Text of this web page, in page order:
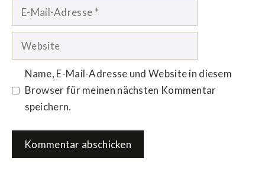
Mail-
Adresse
Website
Name, E-Mail-Adresse und Website in diesem
Browser für meinen nächsten Kommentar
speichern.